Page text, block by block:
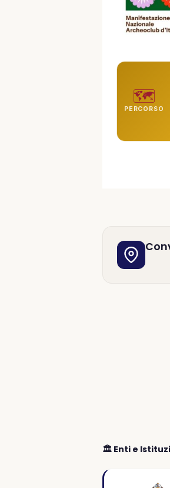
🗺️
PERCORSO
🏛️ Enti e